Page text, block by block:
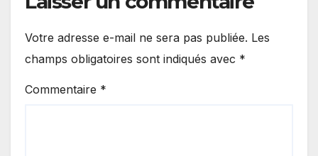
Votre adresse e-mail ne sera pas publiée. Les
champs obligatoires sont indiqués avec *
Commentaire *